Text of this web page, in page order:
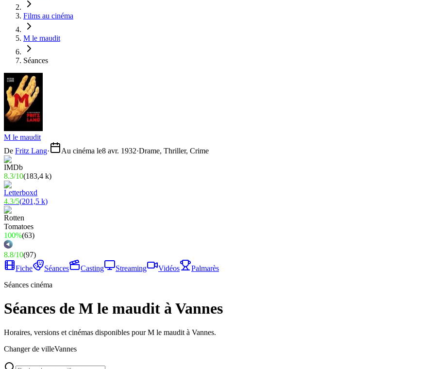
Films au cinéma
M le maudit
Séances
M le maudit
De Fritz Lang· Au cinéma le8 avr. 1932·Drame, Thriller, Crime
8.3/10(183,4 k)
4.3/5(201,5 k)
100%(63)
8.8/10(97)
Fiche
Séances Casting Streaming Vidéos
Palmarès
Séances cinéma
Séances de M le maudit à Vannes
Horaires, versions et cinémas disponibles pour M le maudit à Vannes.
Changer de villeVannes